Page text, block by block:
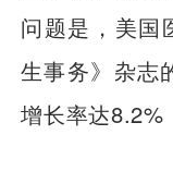
问题是，美国
生事务》杂志
增长率达8.2%